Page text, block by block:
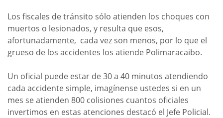
Los fiscales de tránsito sólo atienden los choques con
muertos o lesionados, y resulta que esos,
afortunadamente, cada vez son menos, por lo que el
grueso de los accidentes los atiende Polimaracaibo.
Un oficial puede estar de 30 a 40 minutos atendiendo
cada accidente simple, imagínense ustedes si en un
mes se atienden 800 colisiones cuantos oficiales
invertimos en estas atenciones destacó el Jefe Policial.